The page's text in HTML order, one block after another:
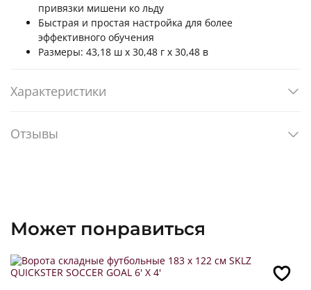
привязки мишени ко льду
Быстрая и простая настройка для более
эффективного обучения
Размеры: 43,18 ш x 30,48 г x 30,48 в
Характеристики
Отзывы
Может понравиться